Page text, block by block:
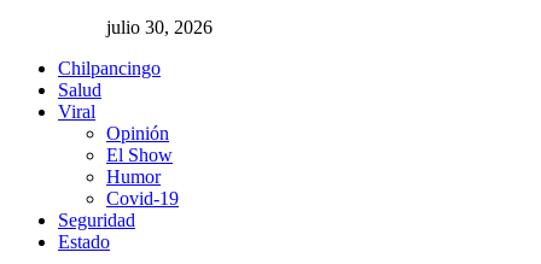
julio 30, 2026
Chilpancingo
Salud
Viral
Opinión
El Show
Humor
Covid-19
Seguridad
Estado